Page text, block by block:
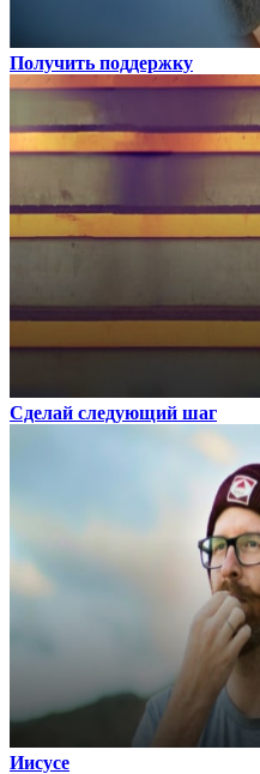
Получить поддержку
Сделай следующий шаг
Иисусе